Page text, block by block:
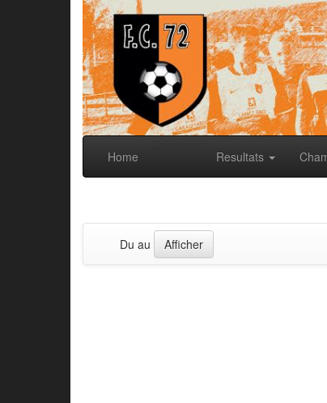
Home Resultats
Du au Afficher